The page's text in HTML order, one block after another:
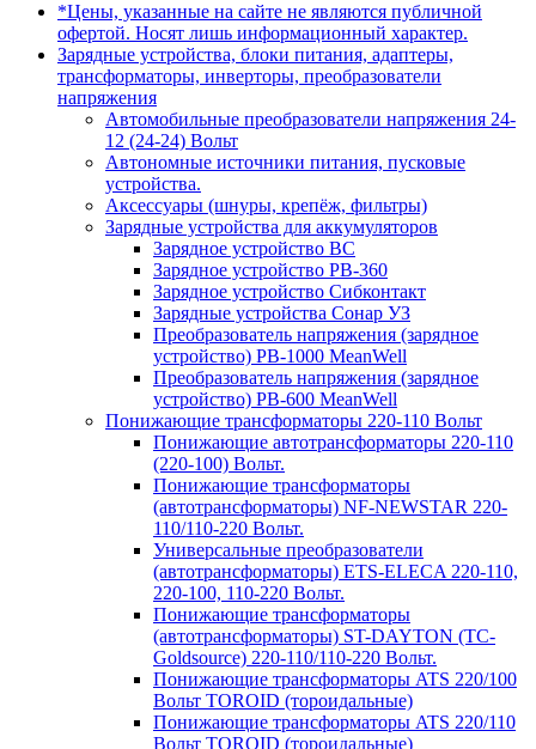
*Цены, указанные на сайте не являются публичной
офертой. Носят лишь информационный характер.
Зарядные устройства, блоки питания, адаптеры,
трансформаторы, инверторы, преобразователи
напряжения
Автомобильные преобразователи напряжения 24-
12 (24-24) Вольт
Автономные источники питания, пусковые
устройства.
Аксессуары (шнуры, крепёж, фильтры)
Зарядные устройства для аккумуляторов
Зарядное устройство BC
Зарядное устройство PB-360
Зарядное устройство Сибконтакт
Зарядные устройства Сонар УЗ
Преобразователь напряжения (зарядное
устройство) PB-1000 MeanWell
Преобразователь напряжения (зарядное
устройство) PB-600 MeanWell
Понижающие трансформаторы 220-110 Вольт
Понижающие автотрансформаторы 220-110
(220-100) Вольт.
Понижающие трансформаторы
(автотрансформаторы) NF-NEWSTAR 220-
110/110-220 Вольт.
Универсальные преобразователи
(автотрансформаторы) ETS-ELECA 220-110,
220-100, 110-220 Вольт.
Понижающие трансформаторы
(автотрансформаторы) ST-DAYTON (TC-
Goldsource) 220-110/110-220 Вольт.
Понижающие трансформаторы ATS 220/100
Вольт TOROID (тороидальные)
Понижающие трансформаторы ATS 220/110
Вольт TOROID (тороидальные)